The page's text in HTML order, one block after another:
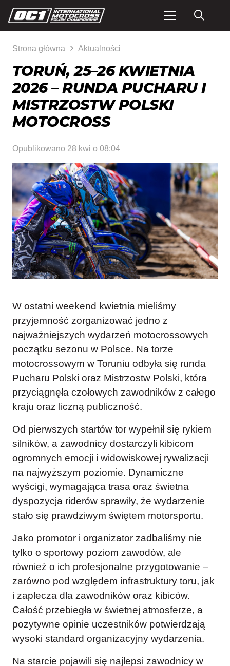
Strona główna Aktualności
TORUŃ, 25–26 KWIETNIA
2026 – RUNDA PUCHARU I
MISTRZOSTW POLSKI
MOTOCROSS
Opublikowano 28 kwi o 08:04
W ostatni weekend kwietnia mieliśmy
przyjemność zorganizować jedno z
najważniejszych wydarzeń motocrossowych
początku sezonu w Polsce. Na torze
motocrossowym w Toruniu odbyła się runda
Pucharu Polski oraz Mistrzostw Polski, która
przyciągnęła czołowych zawodników z całego
kraju oraz liczną publiczność.
Od pierwszych startów tor wypełnił się rykiem
silników, a zawodnicy dostarczyli kibicom
ogromnych emocji i widowiskowej rywalizacji
na najwyższym poziomie. Dynamiczne
wyścigi, wymagająca trasa oraz świetna
dyspozycja riderów sprawiły, że wydarzenie
stało się prawdziwym świętem motorsportu.
Jako promotor i organizator zadbaliśmy nie
tylko o sportowy poziom zawodów, ale
również o ich profesjonalne przygotowanie –
zarówno pod względem infrastruktury toru, jak
i zaplecza dla zawodników oraz kibiców.
Całość przebiegła w świetnej atmosferze, a
pozytywne opinie uczestników potwierdzają
wysoki standard organizacyjny wydarzenia.
Na starcie pojawili się najlepsi zawodnicy w